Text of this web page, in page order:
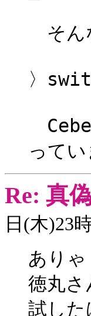
そん
〉
って
Re: 真
日(木)23
あり
徳丸さ
試した